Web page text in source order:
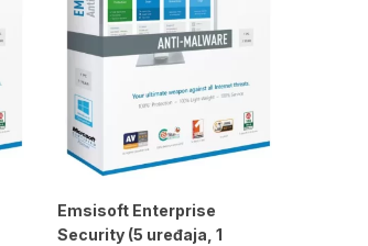
Emsisoft Enterprise
Security (5 uređaja, 1